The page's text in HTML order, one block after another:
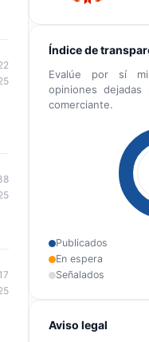
Índice de
Evalúe por sí
opiniones
comerciante.
Publicados
En espera
Señalados
Aviso legal